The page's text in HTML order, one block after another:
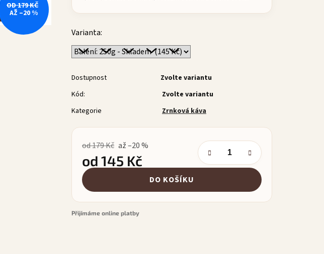
Varianta:
Dostupnost
Zvolte variantu
Kód:
Zvolte variantu
Kategorie
Zrnková káva
od 179 Kč až –20 %
od 145 Kč
Měrná cena: DO KOŠÍKU
Přijímáme online platby
OD 179 KČ
AŽ –20 %